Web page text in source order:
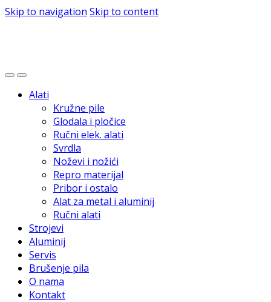
Skip to navigation Skip to content
Alati
Kružne pile
Glodala i pločice
Ručni elek. alati
Svrdla
Noževi i nožići
Repro materijal
Pribor i ostalo
Alat za metal i aluminij
Ručni alati
Strojevi
Aluminij
Servis
Brušenje pila
O nama
Kontakt